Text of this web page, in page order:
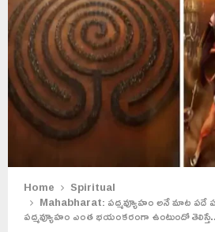
Home Spiritual
Mahabharat: పద్మవ్యూహం అనే మాట పదే
పద్మవ్యూహం ఎంత భయంకరంగా ఉంటుందో తెలిస్తే..